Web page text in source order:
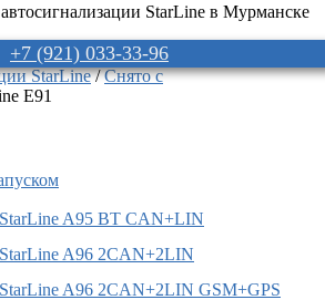
StarLine в Мурманске
+7 (921) 033-33-96
StarLine/Снято с
E91
StarLine A95 BT CAN+LIN
StarLine A96 2CAN+2LIN
StarLine A96 2CAN+2LIN GSM+GPS